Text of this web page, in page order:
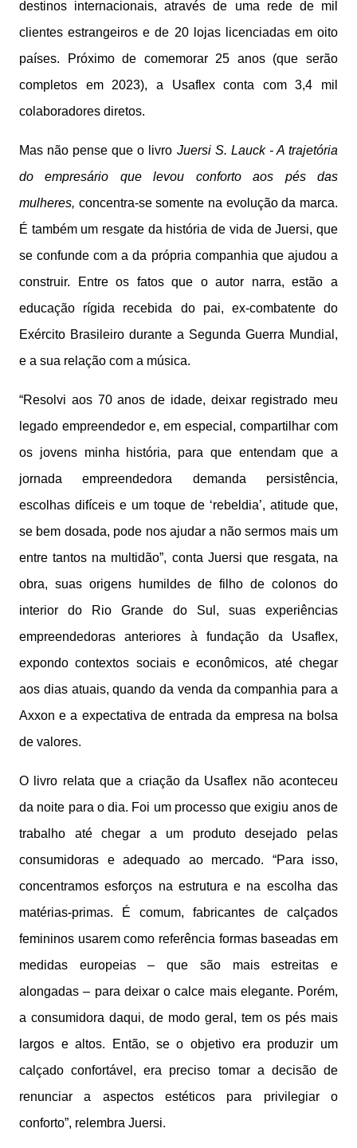
destinos internacionais, através de uma rede de mil
clientes estrangeiros e de 20 lojas licenciadas em oito
países. Próximo de comemorar 25 anos (que serão
completos em 2023), a Usaflex conta com 3,4 mil
colaboradores diretos.
Mas não pense que o livro Juersi S. Lauck - A trajetória
do empresário que levou conforto aos pés das
mulheres, concentra-se somente na evolução da marca.
É também um resgate da história de vida de Juersi, que
se confunde com a da própria companhia que ajudou a
construir. Entre os fatos que o autor narra, estão a
educação rígida recebida do pai, ex-combatente do
Exército Brasileiro durante a Segunda Guerra Mundial,
e a sua relação com a música.
“Resolvi aos 70 anos de idade, deixar registrado meu
legado empreendedor e, em especial, compartilhar com
os jovens minha história, para que entendam que a
jornada empreendedora demanda persistência,
escolhas difíceis e um toque de ‘rebeldia’, atitude que,
se bem dosada, pode nos ajudar a não sermos mais um
entre tantos na multidão”, conta Juersi que resgata, na
obra, suas origens humildes de filho de colonos do
interior do Rio Grande do Sul, suas experiências
empreendedoras anteriores à fundação da Usaflex,
expondo contextos sociais e econômicos, até chegar
aos dias atuais, quando da venda da companhia para a
Axxon e a expectativa de entrada da empresa na bolsa
de valores.
O livro relata que a criação da Usaflex não aconteceu
da noite para o dia. Foi um processo que exigiu anos de
trabalho até chegar a um produto desejado pelas
consumidoras e adequado ao mercado. “Para isso,
concentramos esforços na estrutura e na escolha das
matérias-primas. É comum, fabricantes de calçados
femininos usarem como referência formas baseadas em
medidas europeias – que são mais estreitas e
alongadas – para deixar o calce mais elegante. Porém,
a consumidora daqui, de modo geral, tem os pés mais
largos e altos. Então, se o objetivo era produzir um
calçado confortável, era preciso tomar a decisão de
renunciar a aspectos estéticos para privilegiar o
conforto”, relembra Juersi.